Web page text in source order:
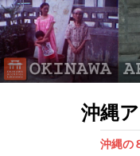
沖縄
沖縄の